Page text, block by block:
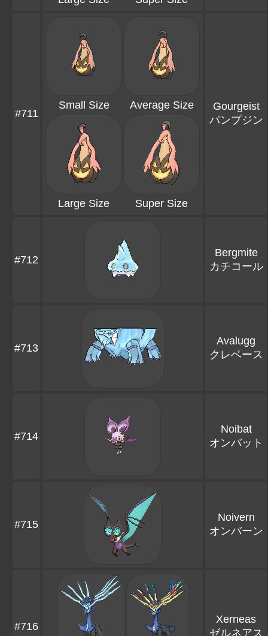
#711
Small Size Average Size
Large Size Super Size
Gourgeist
パンプジン
#712
Bergmite
カチコール
#713
Avalugg
クレベース
#714
Noibat
オンバット
#715
Noivern
オンバーン
#716
Xerneas
ゼルネアス